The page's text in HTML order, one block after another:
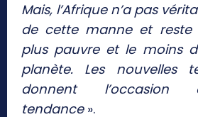
Mais, l’Afrique n’a pas
de cette manne et reste
plus pauvre et le moins
planète. Les nouvelles
donnent l’occasion
tendance».